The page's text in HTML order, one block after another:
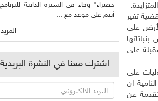
.
كثيراً قضية تغير
على
على
على ان تتقاسم المسؤوليات على
ان
عن
خضراء" وجاء في السيرة الذاتية
أنتم على موعد مع ...
المزيد
اشترك معنا في النشرة البريدية